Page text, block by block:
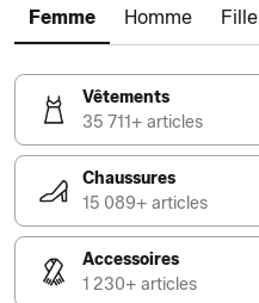
Femme Homme Fille
Vêtements
35 711+ articles
Chaussures
15 089+ articles
Accessoires
1 230+ articles